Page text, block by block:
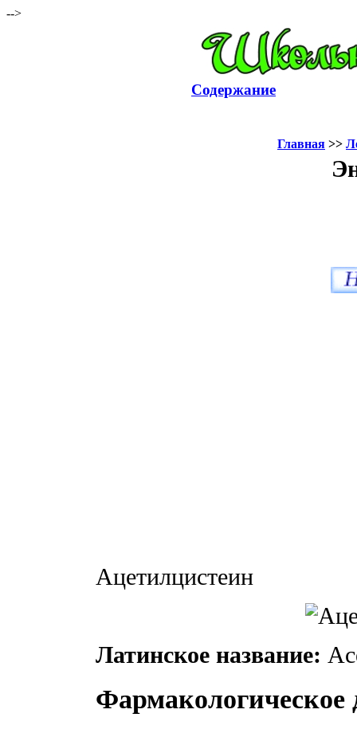
-->
Содержание
Главная >>
Ацетилцистеин
Латинское название:
Фармакологическое